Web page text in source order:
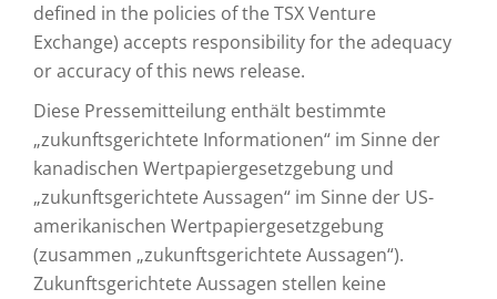
defined in the policies of the TSX Venture
Exchange) accepts responsibility for the adequacy
or accuracy of this news release.
Diese Pressemitteilung enthält bestimmte
„zukunftsgerichtete Informationen“ im Sinne der
kanadischen Wertpapiergesetzgebung und
„zukunftsgerichtete Aussagen“ im Sinne der US-
amerikanischen Wertpapiergesetzgebung
(zusammen „zukunftsgerichtete Aussagen“).
Zukunftsgerichtete Aussagen stellen keine